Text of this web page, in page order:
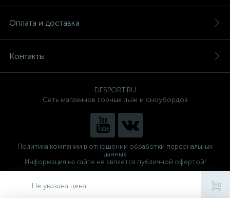
Не указана цена
Оплата и доставка
Контакты
DFSPORT.RU
Сеть магазинов горных лыж и сноубордов
Политика компании в отношении обработки персональных
данных
Информация на сайте не является публичной офертой!